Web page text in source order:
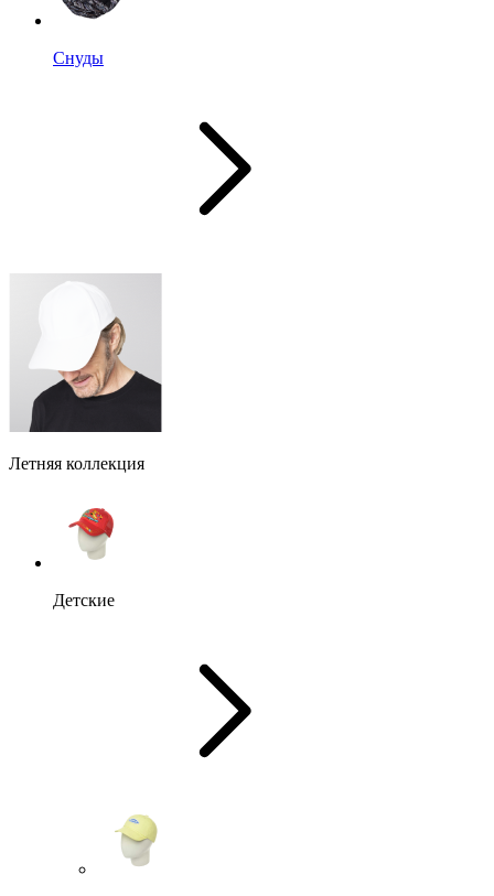
Снуды
Летняя коллекция
Детские